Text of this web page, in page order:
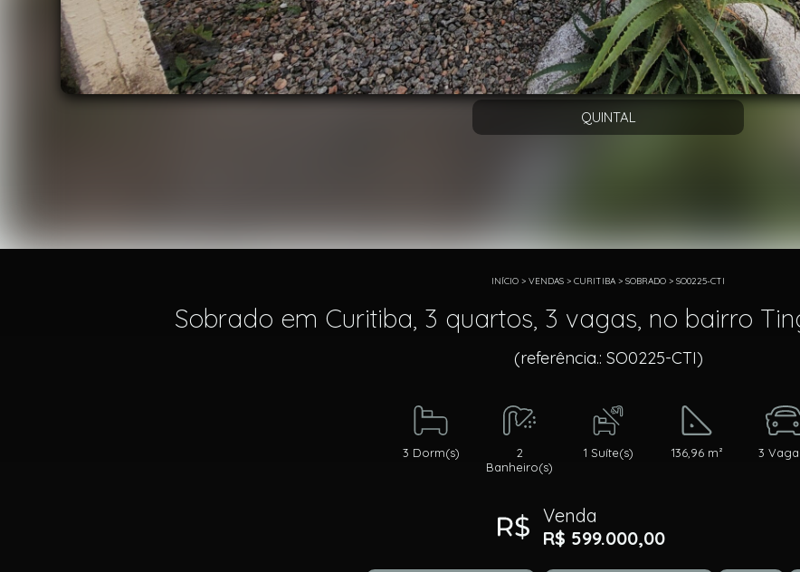
QUINTAL
INÍCIO > VENDAS > CURITIBA > SOBRADO > SO0225-CTI
Sobrado em Curitiba, 3 quartos, 3 vagas, no bairro
(referência.: SO0225-CTI)
3 Dorm(s)
2
Banheiro(s)
1 Suíte(s) 136,96 m² 3
Venda
R$ 599.000,00